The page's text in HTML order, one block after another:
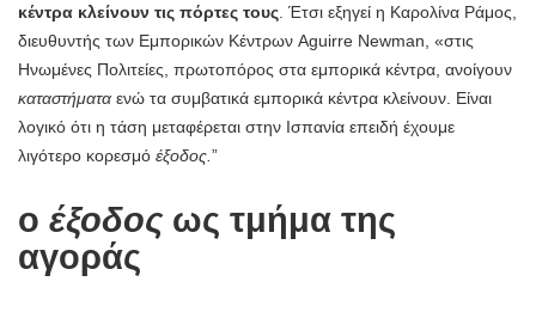
κέντρα κλείνουν τις πόρτες τους. Έτσι εξηγεί η Καρολίνα Ράμος,
διευθυντής των Εμπορικών Κέντρων Aguirre Newman, «στις
Ηνωμένες Πολιτείες, πρωτοπόρος στα εμπορικά κέντρα, ανοίγουν
καταστήματα ενώ τα συμβατικά εμπορικά κέντρα κλείνουν. Είναι
λογικό ότι η τάση μεταφέρεται στην Ισπανία επειδή έχουμε
λιγότερο κορεσμό έξοδος.”
ο έξοδος ως τμήμα της
αγοράς